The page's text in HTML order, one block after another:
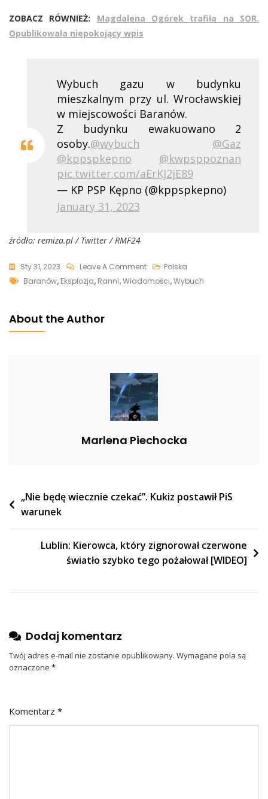
ZOBACZ RÓWNIEŻ:
Magdalena Ogórek trafiła na SOR.
Opublikowała niepokojący wpis
Wybuch gazu w budynku
mieszkalnym przy ul. Wrocławskiej
w miejscowości Baranów.
Z budynku ewakuowano 2
osoby.@wybuch
@Gaz
@kppspkepno
@kwpsppoznan
pic.twitter.com/aErKJ2jE89
— KP PSP Kępno (@kppspkepno)
January 31, 2023
źródło: remiza.pl / Twitter / RMF24
Sty 31, 2023 Leave A CommentOn
Potężna
Polska
Tags
Baranów, Eksplozja, Ranni,Wiadomości,Wybuch
About the Author
Marlena Piechocka
Nawigacja
wpisu
„Nie będę wiecznie czekać”. Kukiz postawił PiS
warunek
Lublin: Kierowca, który zignorował czerwone
światło szybko tego pożałował [WIDEO]
Dodaj komentarz
Twój adres e-mail nie zostanie opublikowany. Wymagane pola są
oznaczone *
Komentarz *